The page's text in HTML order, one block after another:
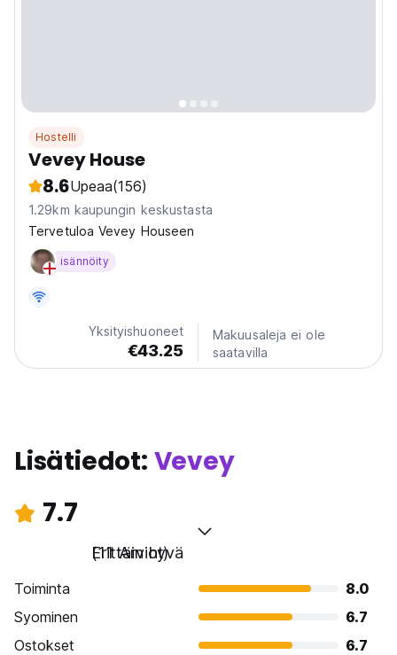
Hostelli
Vevey House
8.6Upeaa(156)
1.29km kaupungin keskustasta
Tervetuloa Vevey Houseen
isännöity
Yksityishuoneet
€43.25
Makuusaleja ei ole
saatavilla
Lisätiedot: Vevey
7.7
Erittäin hyvä
(11 Arviot)
Toiminta
8.0
Syominen
6.7
Ostokset
6.7